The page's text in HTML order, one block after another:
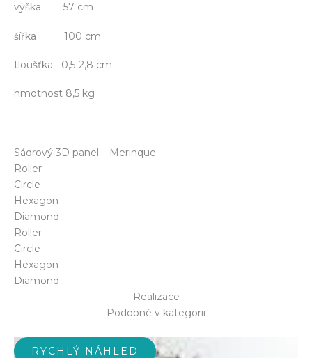
výška 57 cm
šířka 100 cm
tloušťka 0,5-2,8 cm
hmotnost 8,5 kg
Sádrový 3D panel – Merinque
Roller
Circle
Hexagon
Diamond
Roller
Circle
Hexagon
Diamond
Realizace
Podobné v kategorii
RYCHLÝ NÁHLED